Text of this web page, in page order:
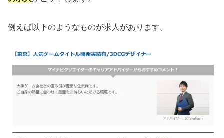
例えば以下のようなものが求人があります。